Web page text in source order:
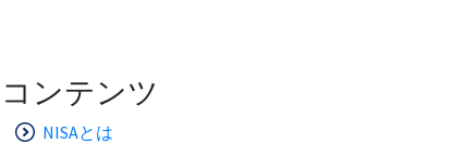
ンテンツ
NISAとは